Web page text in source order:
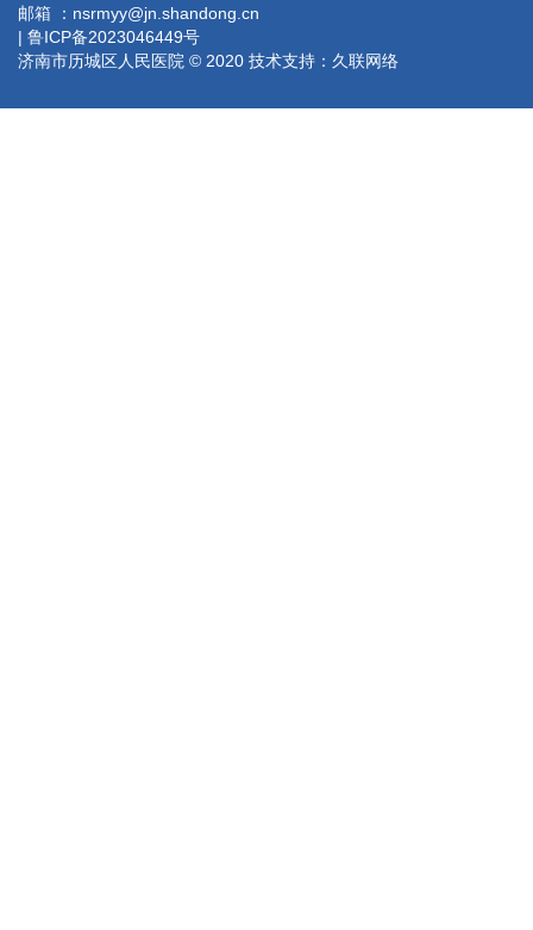
邮箱 ：nsrmyy@jn.shandong.cn
| 鲁ICP备2023046449号
济南市历城区人民医院 © 2020 技术支持： 久联网络